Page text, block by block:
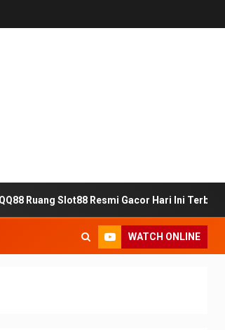
Ruang Slot88 Resmi Gacor Hari Ini Terbukti
WATCH ONLINE